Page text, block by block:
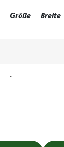
Größe Breite
-
-